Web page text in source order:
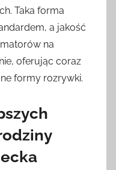
Taka forma
a jakość
na
oferując coraz
formy rozrywki.